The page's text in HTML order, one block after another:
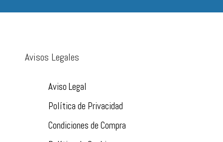
Avisos Legales
Aviso Legal
Política de Privacidad
Condiciones de Compra